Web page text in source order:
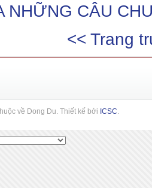
NHỮNG CÂU
<< Trang
về Dong Du. Thiết kế bởi ICSC.